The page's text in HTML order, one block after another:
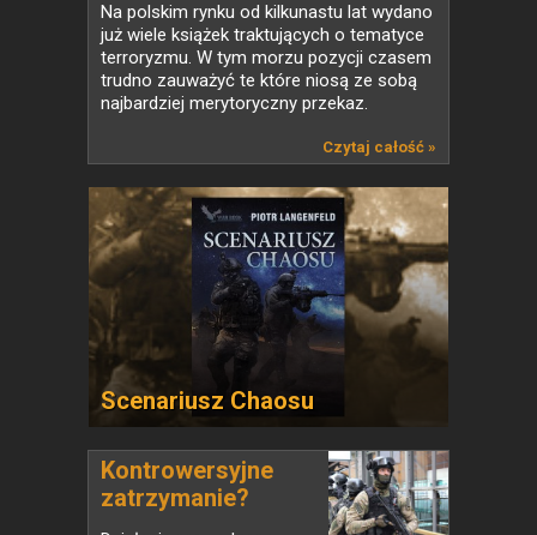
Na polskim rynku od kilkunastu lat wydano
już wiele książek traktujących o tematyce
terroryzmu. W tym morzu pozycji czasem
trudno zauważyć te które niosą ze sobą
najbardziej merytoryczny przekaz.
Czytaj całość »
Scenariusz Chaosu
Kontrowersyjne
zatrzymanie?